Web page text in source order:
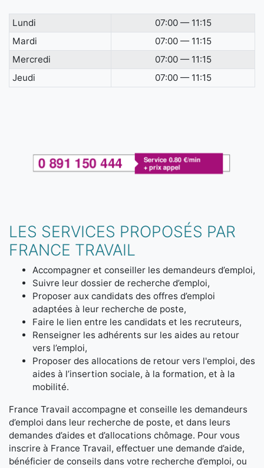
Lundi
07:00 — 11:15
Mardi
07:00 — 11:15
Mercredi
07:00 — 11:15
Jeudi
07:00 — 11:15
LES SERVICES PROPOSÉS PAR
FRANCE TRAVAIL
Accompagner et conseiller les demandeurs d’emploi,
Suivre leur dossier de recherche d’emploi,
Proposer aux candidats des offres d’emploi
adaptées à leur recherche de poste,
Faire le lien entre les candidats et les recruteurs,
Renseigner les adhérents sur les aides au retour
vers l’emploi,
Proposer des allocations de retour vers l'emploi, des
aides à l’insertion sociale, à la formation, et à la
mobilité.
France Travail accompagne et conseille les demandeurs
d’emploi dans leur recherche de poste, et dans leurs
demandes d’aides et d’allocations chômage. Pour vous
inscrire à France Travail, effectuer une demande d’aide,
bénéficier de conseils dans votre recherche d’emploi, ou